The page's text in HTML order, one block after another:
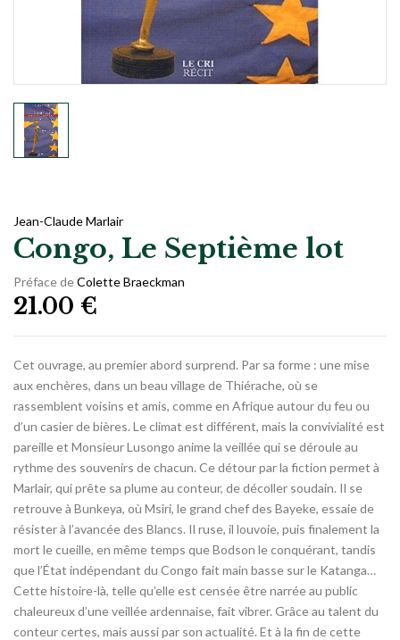
Jean-Claude Marlair
Congo, Le Septième lot
Préface deColette Braeckman
21.00 €
Cet ouvrage, au premier abord surprend. Par sa forme : une mise
aux enchères, dans un beau village de Thiérache, où se
rassemblent voisins et amis, comme en Afrique autour du feu ou
d’un casier de bières. Le climat est différent, mais la convivialité est
pareille et Monsieur Lusongo anime la veillée qui se déroule au
rythme des souvenirs de chacun. Ce détour par la fiction permet à
Marlair, qui prête sa plume au conteur, de décoller soudain. Il se
retrouve à Bunkeya, où Msiri, le grand chef des Bayeke, essaie de
résister à l’avancée des Blancs. Il ruse, il louvoie, puis finalement la
mort le cueille, en même temps que Bodson le conquérant, tandis
que l’État indépendant du Congo fait main basse sur le Katanga…
Cette histoire-là, telle qu’elle est censée être narrée au public
chaleureux d’une veillée ardennaise, fait vibrer. Grâce au talent du
conteur certes, mais aussi par son actualité. Et à la fin de cette